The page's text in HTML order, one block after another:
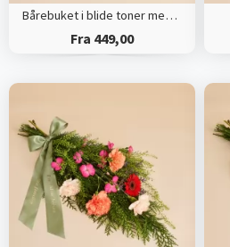
Bårebuket i blide toner med bånd
Fra 449,00